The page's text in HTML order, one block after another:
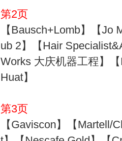
第2页
【Bausch+Lomb】【Jo
ub 2】【Hair
Works 大庆机器工程】
Huat】
第3页
【Gaviscon】【Martell/